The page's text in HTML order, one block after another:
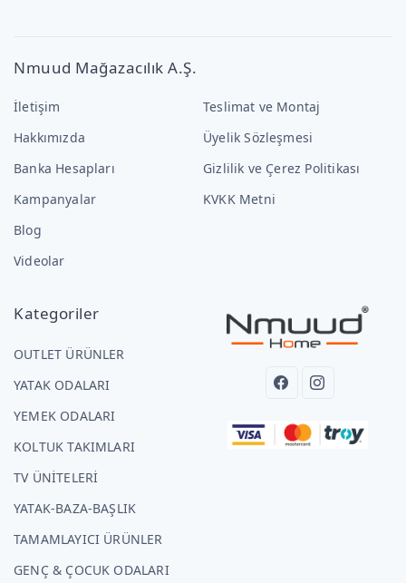
Nmuud Mağazacılık A.Ş.
İletişim
Hakkımızda
Banka Hesapları
Kampanyalar
Blog
Videolar
Teslimat ve Montaj
Üyelik Sözleşmesi
Gizlilik ve Çerez Politikası
KVKK Metni
Kategoriler
OUTLET ÜRÜNLER
YATAK ODALARI
YEMEK ODALARI
KOLTUK TAKIMLARI
TV ÜNİTELERİ
YATAK-BAZA-BAŞLIK
TAMAMLAYICI ÜRÜNLER
GENÇ & ÇOCUK ODALARI